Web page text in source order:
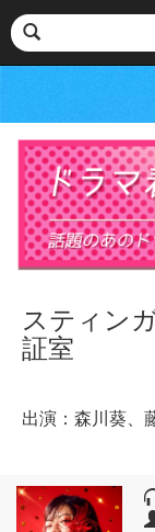
スティン
証室
出演：森川葵、